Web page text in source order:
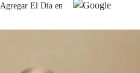
Agregar El Día en